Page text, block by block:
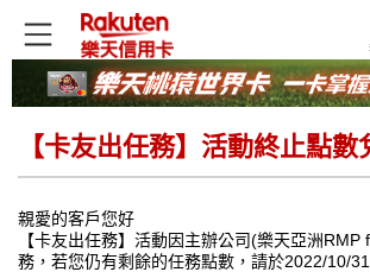
打
【卡友出任務】活動終止點數
親愛的客戶您好
【卡友出任務】活動因主辦公司(樂天亞洲RMP
務，若您仍有剩餘的任務點數，請於2022/10/